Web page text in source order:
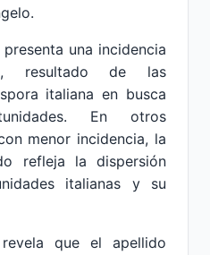
una incidencia
resultado de las
italiana en busca
En otros
menor incidencia, la
refleja la dispersión
italianas y su
que el apellido